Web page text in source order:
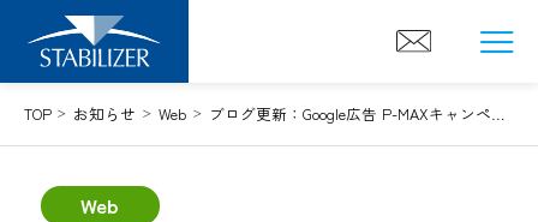
content
TOP お知らせ Web
Web